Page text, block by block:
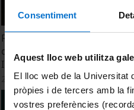
Consentiment
Aquest lloc web utilitza
El lloc web de la Universitat
pròpies i de tercers amb la
vostres preferències
Renovando la Cultura
de la Dieta Mediterránea
Inmaterial Reconocido por la
22 Diciembre, 2023